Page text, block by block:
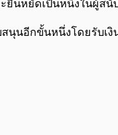
นหยัดเป็นหนึ่งในผู้ส
นุนอีกขั้นหนึ่งโดยรับ